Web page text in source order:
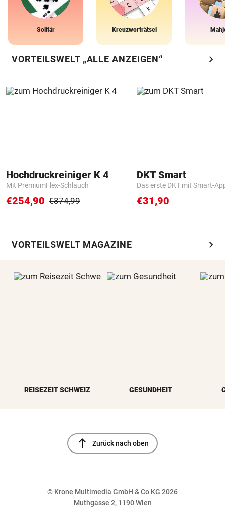
Solitär Kreuzworträtsel
VORTEILSWELT „ALLE ANZEIGEN“ chevron_right
Hochdruckreiniger K 4
Mit PremiumFlex-Schlauch
€254,90 €374,99
DKT Smart
Das erste DKT mit Smart-
€31,90
VORTEILSWELT MAGAZINE chevron_right
REISEZEIT SCHWEIZ GESUNDHEIT
north Zurück nach oben
© Krone Multimedia GmbH & Co KG 2026
Muthgasse 2, 1190 Wien